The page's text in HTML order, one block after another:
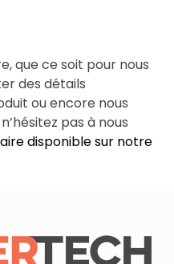
que ce soit pour nous
des détails
ou encore nous
pas à nous
disponible sur notre